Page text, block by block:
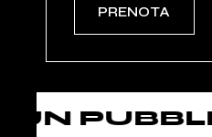
PRENOTA